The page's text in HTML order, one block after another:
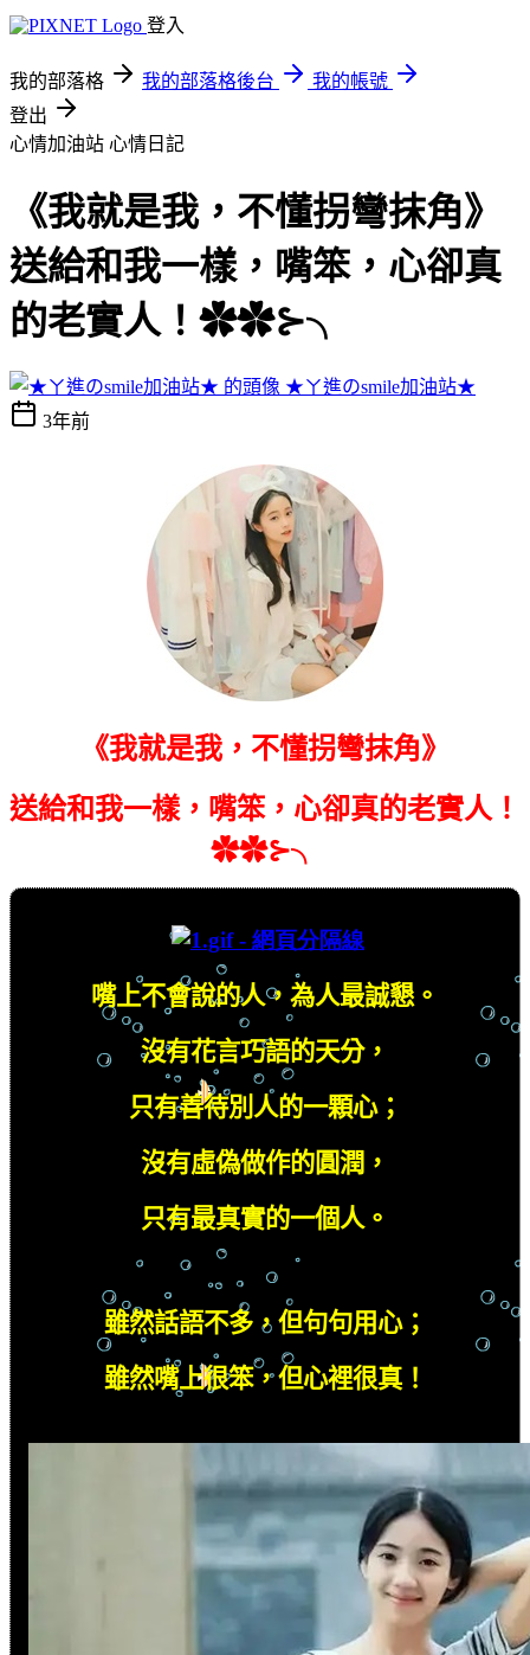
登入
我的部落格 我的部落格後台
我的帳號
登出
心情加油站 心情日記
《我就是我，不懂拐彎抹角》
送給和我一樣，嘴笨，心卻真
的老實人！✿✿⊱╮
★ㄚ進のsmile加油站★
3年前
《我就是我，不懂拐彎抹角》
送給和我一樣，嘴笨，心卻真的老實人！
✿✿⊱╮
嘴上不會說的人，為人最誠懇。
沒有花言巧語的天分，
只有善待別人的一顆心；
沒有虛偽做作的圓潤，
只有最真實的一個人。
雖然話語不多，但句句用心；
雖然嘴上很笨，但心裡很真！